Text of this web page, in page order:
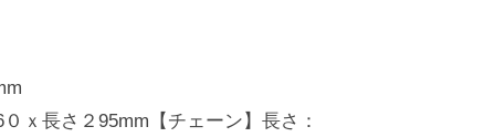
ｘ長さ２95mm【チェーン】長さ：